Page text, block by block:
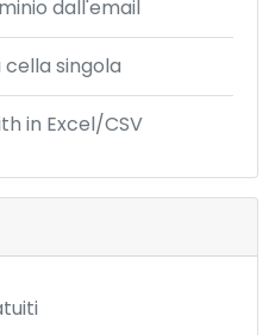
dall'email
singola
in Excel/CSV